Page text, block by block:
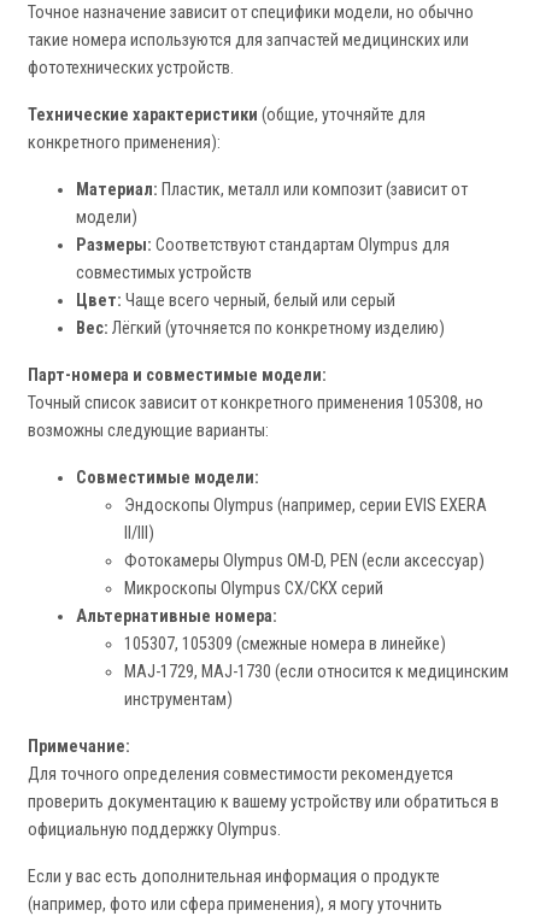
Точное назначение зависит от специфики модели, но обычно
такие номера используются для запчастей медицинских или
фототехнических устройств.
Технические характеристики (общие, уточняйте для
конкретного применения):
Материал: Пластик, металл или композит (зависит от
модели)
Размеры: Соответствуют стандартам Olympus для
совместимых устройств
Цвет: Чаще всего черный, белый или серый
Вес: Лёгкий (уточняется по конкретному изделию)
Парт-номера и совместимые модели:
Точный список зависит от конкретного применения 105308, но
возможны следующие варианты:
Совместимые модели:
Эндоскопы Olympus (например, серии EVIS EXERA
II/III)
Фотокамеры Olympus OM-D, PEN (если аксессуар)
Микроскопы Olympus CX/CKX серий
Альтернативные номера:
105307, 105309 (смежные номера в линейке)
MAJ-1729, MAJ-1730 (если относится к медицинским
инструментам)
Примечание:
Для точного определения совместимости рекомендуется
проверить документацию к вашему устройству или обратиться в
официальную поддержку Olympus.
Если у вас есть дополнительная информация о продукте
(например, фото или сфера применения), я могу уточнить